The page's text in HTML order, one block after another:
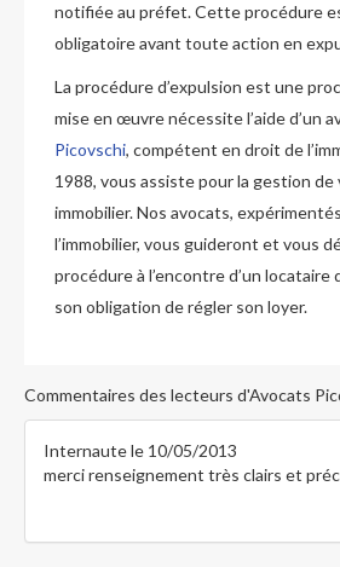
notifiée au préfet. Cette procédure
obligatoire avant toute action en
La procédure d’expulsion est une
mise en œuvre nécessite l’aide d’un
Picovschi, compétent en droit de
1988, vous assiste pour la gestion de
immobilier. Nos avocats,
l’immobilier, vous guideront et vous
procédure à l’encontre d’un locataire
son obligation de régler son loyer.
Commentaires des lecteurs d'Avocats P
Internautele 10/05/2013
merci renseignement très clairs et